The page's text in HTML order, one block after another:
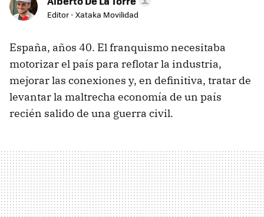
Editor - Xataka Movilidad
España, años 40. El franquismo necesitaba
motorizar el país para reflotar la industria,
mejorar las conexiones y, en definitiva, tratar de
levantar la maltrecha economía de un país
recién salido de una guerra civil.